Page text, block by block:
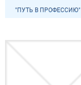
"ПУТЬ В ПРОФЕССИЮ"